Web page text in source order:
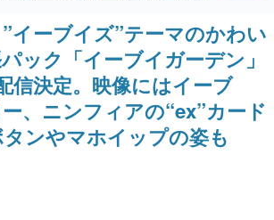
ムの企画書
ームクリエイターの方々に製作時のエピソードをお
、ヒットする企画（ゲーム）とは何か？を探ってい
語を解いてはいけない。『赫本』は、〈試験問題〉
した短編ホラー小説集です。
コレクシ
売
Simulator』が「1件」のウィッ
シュリストをもとにチェコ語に
対応しSNSで話題に。『キング
ダム・カム』開発元やチェコの
プロ野球選手から称賛の声
”イーブイズ”テーマのかわい
ック「イーブイガーデン」
信決定。映像にはイーブ
、ニンフィアの“ex”カード
ンやマホイップの姿も